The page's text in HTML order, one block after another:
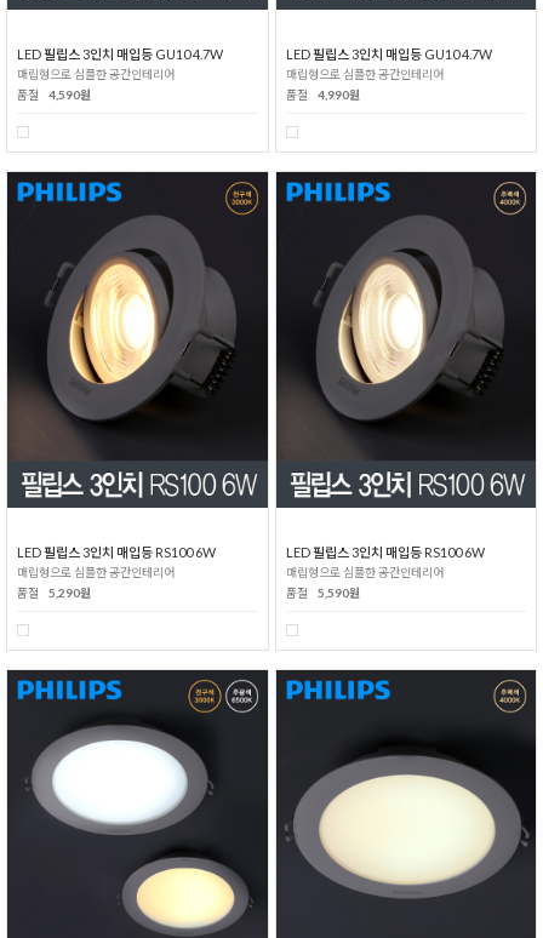
LED 필립스 3인치 매입등 GU10 4.7W
매립형으로 심플한 공간인테리어
품절
4,590원
LED 필립스 3인치 매입등 GU10 4.7W
매립형으로 심플한 공간인테리어
품절
4,990원
LED 필립스 3인치 매입등 RS100 6W
매립형으로 심플한 공간인테리어
품절
5,290원
LED 필립스 3인치 매입등 RS100 6W
매립형으로 심플한 공간인테리어
품절
5,590원